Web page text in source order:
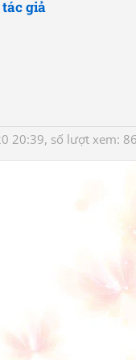
giả
20:39, số lượt xem: